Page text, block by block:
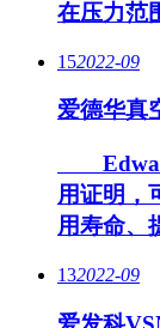
在压力范
152022-09
爱德华真
用证明，
用寿命、
132022-09